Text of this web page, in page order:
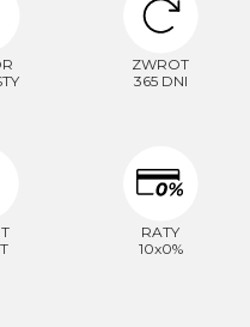
ZWROT
365 DNI
RATY
10x0%